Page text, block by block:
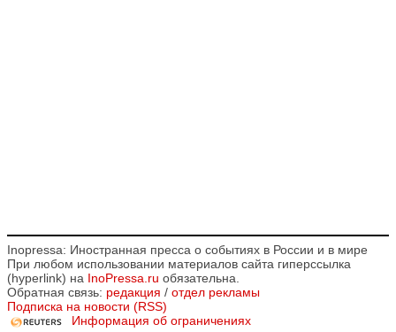
Inopressa: Иностранная пресса о событиях в России и в мире
При любом использовании материалов сайта гиперссылка
(hyperlink) на InoPressa.ru обязательна.
Обратная связь: редакция / отдел рекламы
Подписка на новости (RSS)
Информация об ограничениях